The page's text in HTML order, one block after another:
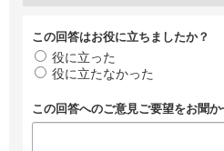
この回答はお役に立ちましたか？
役に立った
役に立たなかった
この回答へのご意見ご要望をお聞か